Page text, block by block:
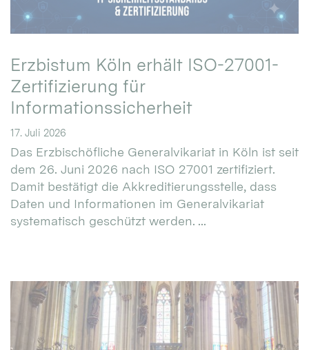
Erzbistum Köln erhält ISO-27001-
Zertifizierung für
Informationssicherheit
17. Juli 2026
Das Erzbischöfliche Generalvikariat in Köln ist seit
dem 26. Juni 2026 nach ISO 27001 zertifiziert.
Damit bestätigt die Akkreditierungsstelle, dass
Daten und Informationen im Generalvikariat
systematisch geschützt werden. ...